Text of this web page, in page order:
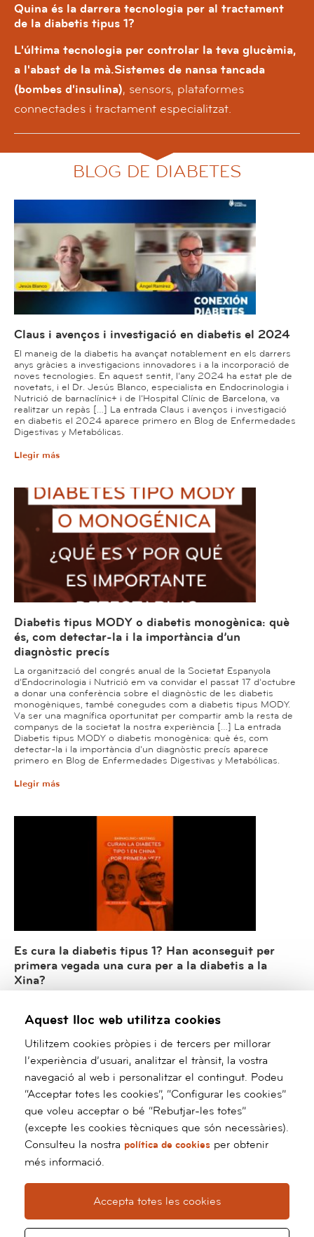
Quina és la darrera tecnologia per al tractament
de la diabetis tipus 1?
L'última tecnologia per controlar la teva glucèmia,
a l'abast de la mà.Sistemes de nansa tancada
(bombes d'insulina), sensors, plataformes
connectades i tractament especialitzat.
BLOG DE DIABETES
Claus i avenços i investigació en diabetis el 2024
El maneig de la diabetis ha avançat notablement en els darrers
anys gràcies a investigacions innovadores i a la incorporació de
noves tecnologies. En aquest sentit, l’any 2024 ha estat ple de
novetats, i el Dr. Jesús Blanco, especialista en Endocrinologia i
Nutrició de barnaclínic+ i de l’Hospital Clínic de Barcelona, va
realitzar un repàs […] La entrada Claus i avenços i investigació
en diabetis el 2024 aparece primero en Blog de Enfermedades
Digestivas y Metabólicas.
Llegir más
Diabetis tipus MODY o diabetis monogènica: què
és, com detectar-la i la importància d’un
diagnòstic precís
La organització del congrés anual de la Societat Espanyola
d’Endocrinologia i Nutrició em va convidar el passat 17 d’octubre
a donar una conferència sobre el diagnòstic de les diabetis
monogèniques, també conegudes com a diabetis tipus MODY.
Va ser una magnífica oportunitat per compartir amb la resta de
companys de la societat la nostra experiència […] La entrada
Diabetis tipus MODY o diabetis monogènica: què és, com
detectar-la i la importància d’un diagnòstic precís aparece
primero en Blog de Enfermedades Digestivas y Metabólicas.
Llegir más
Es cura la diabetis tipus 1? Han aconseguit per
primera vegada una cura per a la diabetis a la
Xina?
diabetis tipus 1 a Xina, relacionada amb un tractament basat en
final d’aquest tipus de diabetis que afecta milions de persones
al món. No obstant això, més […] La entrada Es cura la diabetis
tipus 1? Han aconseguit per primera vegada una cura per a la
diabetis a la Xina? aparece primero en Blog de Enfermedades
Digestivas y Metabólicas.
Llegir más
Barnaclínic+
Grup Hospital Clínic
Calle Villarroel, 170
Aquest lloc web utilitza cookies
Utilitzem cookies pròpies i de tercers per millorar
l’experiència d’usuari, analitzar el trànsit, la vostra
navegació al web i personalitzar el contingut. Podeu
“Acceptar totes les cookies”, “Configurar les cookies”
que voleu acceptar o bé “Rebutjar-les totes”
(excepte les cookies tècniques que són necessàries).
Consulteu la nostra política de cookies per obtenir
més informació.
Accepta totes les cookies